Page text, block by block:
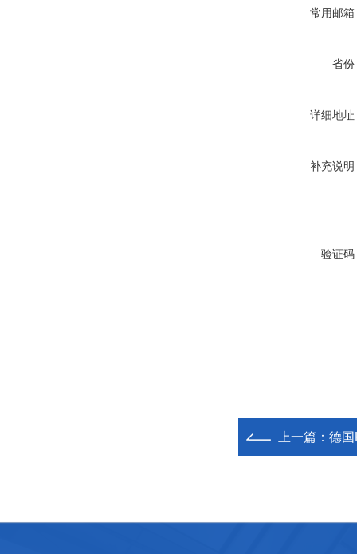
常用邮箱
省份
详细地址
补充说明
验证码
上一篇： 德